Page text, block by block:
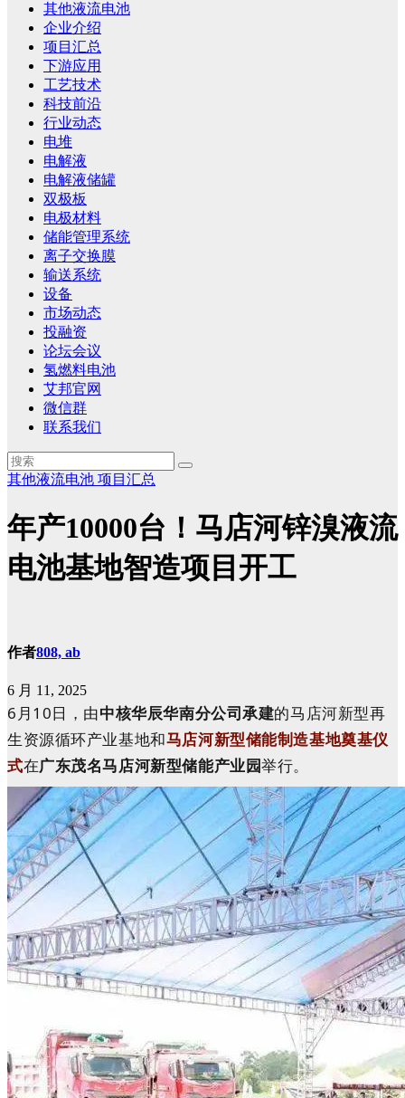
其他液流电池
企业介绍
项目汇总
下游应用
工艺技术
科技前沿
行业动态
电堆
电解液
电解液储罐
双极板
电极材料
储能管理系统
离子交换膜
输送系统
设备
市场动态
投融资
论坛会议
氢燃料电池
艾邦官网
微信群
联系我们
其他液流电池 项目汇总
年产10000台！马店河锌溴液流
电池基地智造项目开工
作者808, ab
6 月 11, 2025
6月10日，由中核华辰华南分公司承建的马店河新型再
生资源循环产业基地和马店河新型储能制造基地奠基仪
式在广东茂名马店河新型储能产业园举行。